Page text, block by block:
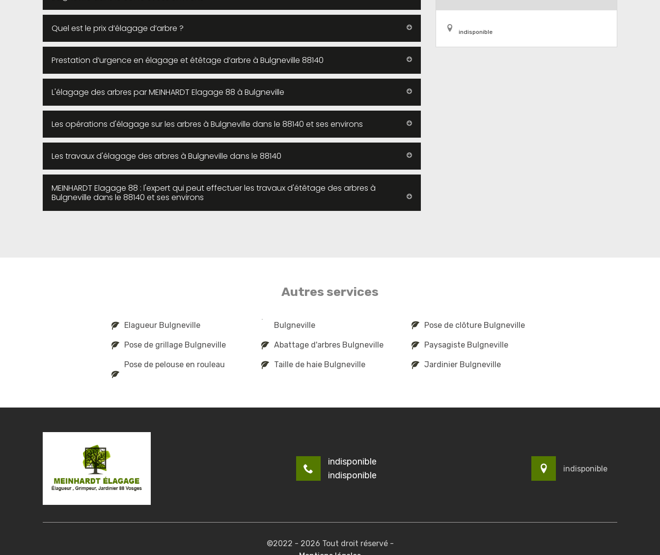
Quel est le prix d’élagage d’arbre ?
Prestation d’urgence en élagage et étêtage d’arbre à Bulgneville 88140
L'élagage des arbres par MEINHARDT Elagage 88 à Bulgneville
Les opérations d'élagage sur les arbres à Bulgneville dans le 88140 et ses environs
Les travaux d'élagage des arbres à Bulgneville dans le 88140
MEINHARDT Elagage 88 : l'expert qui peut effectuer les travaux d'étêtage des arbres à
Bulgneville dans le 88140 et ses environs
indisponible
Autres services
Elagueur Bulgneville
Pose de grillage Bulgneville
Pose de pelouse en rouleau
Bulgneville
Abattage d'arbres Bulgneville
Taille de haie Bulgneville
Pose de clôture Bulgneville
Paysagiste Bulgneville
Jardinier Bulgneville
indisponible
indisponible
indisponible
©2022 - 2026 Tout droit réservé -